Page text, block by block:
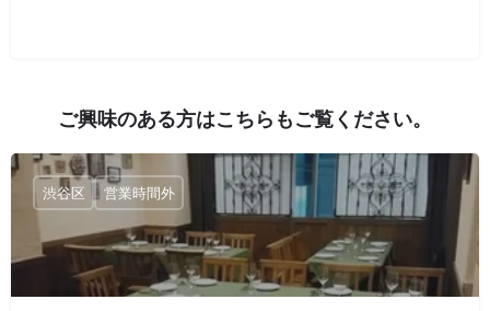
ご興味のある方はこちらもご覧ください。
渋谷区 営業時間外